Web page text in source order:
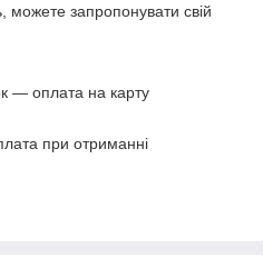
можете запропонувати свій
― оплата на карту
при отриманні